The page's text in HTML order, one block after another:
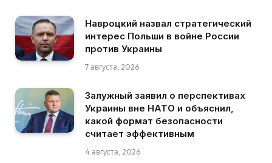
Навроцкий назвал стратегический
интерес Польши в войне России
против Украины
7 августа, 2026
Залужный заявил о перспективах
Украины вне НАТО и объяснил,
какой формат безопасности
считает эффективным
4 августа, 2026